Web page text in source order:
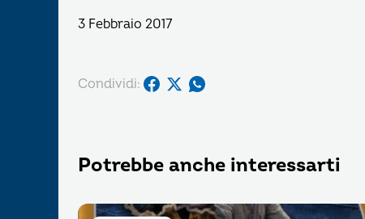
3 Febbraio 2017
Condividi:
Potrebbe anche interessarti